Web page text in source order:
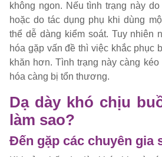
không ngon. Nếu tình trạng này
hoặc do tác dụng phụ khi dùng
thể dễ dàng kiểm soát. Tuy nhiên
hóa gặp vấn đề thì việc khắc phục
khăn hơn. Tình trạng này càng
hóa càng bị tổn thương.
Dạ dày khó chịu
làm sao?
Đến gặp các chuyên gia